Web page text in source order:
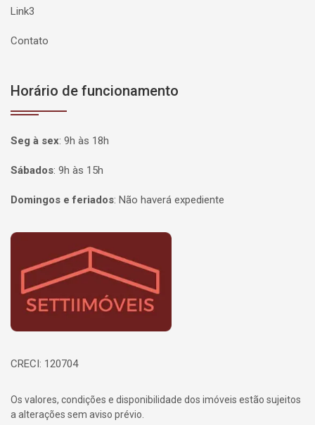
Link3
Contato
Horário de funcionamento
Seg à sex: 9h às 18h
Sábados: 9h às 15h
Domingos e feriados: Não haverá expediente
Página inicial
CRECI: 120704
Os valores, condições e disponibilidade dos imóveis estão sujeitos
a alterações sem aviso prévio.